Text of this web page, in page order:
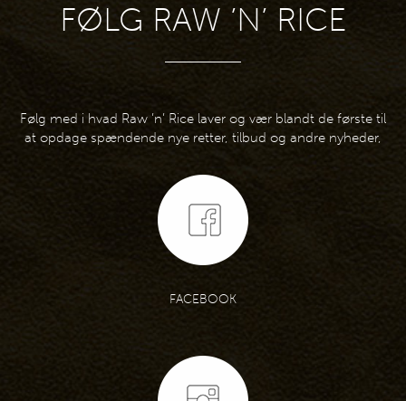
FØLG RAW ’N’ RICE
Følg med i hvad Raw ’n’ Rice laver og vær blandt de første til
at opdage spændende nye retter, tilbud og andre nyheder,
FACEBOOK